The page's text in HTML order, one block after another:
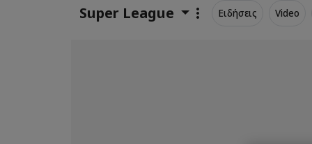
Super League Ειδήσεις Video